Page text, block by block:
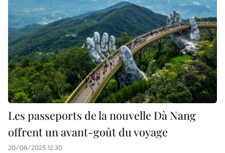
Les passeports de la nouvelle Dà Nang
offrent un avant-goût du voyage
20/08/2025 12:30